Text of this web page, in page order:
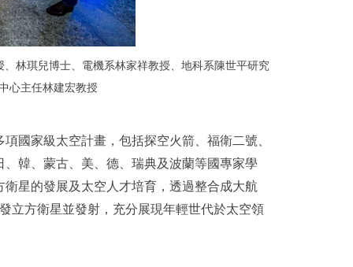
林琪兒博士、電機系林家祥教授、地科系陳世平研究
心主任林建宏教授
國家級太空計畫，包括探空火箭、福衛二號、
韓、蒙古、美、德、瑞典及波蘭等國專家學
星的發展及太空人才培育，透過整合成大航
立方衛星並發射，充分展現年輕世代於太空領